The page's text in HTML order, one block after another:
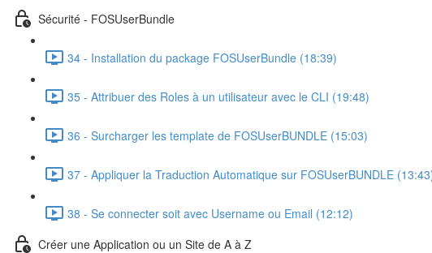
Sécurité - FOSUserBundle
34 - Installation du package FOSUserBundle (18:39)
35 - Attribuer des Roles à un utilisateur avec le CLI (19:48)
36 - Surcharger les template de FOSUserBUNDLE (15:03)
37 - Appliquer la Traduction Automatique sur FOSUserBUNDLE
38 - Se connecter soit avec Username ou Email (12:12)
Créer une Application ou un Site de A à Z